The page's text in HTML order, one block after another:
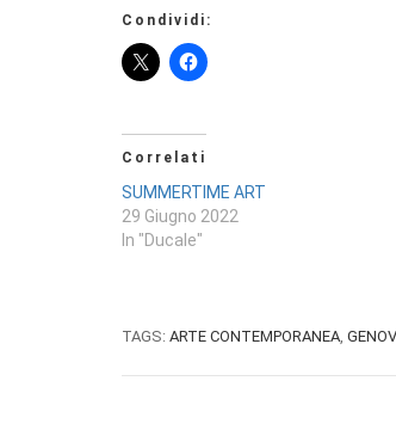
Condividi:
Correlati
SUMMERTIME ART
29 Giugno 2022
In "Ducale"
TAGS: ARTE CONTEMPORANEA